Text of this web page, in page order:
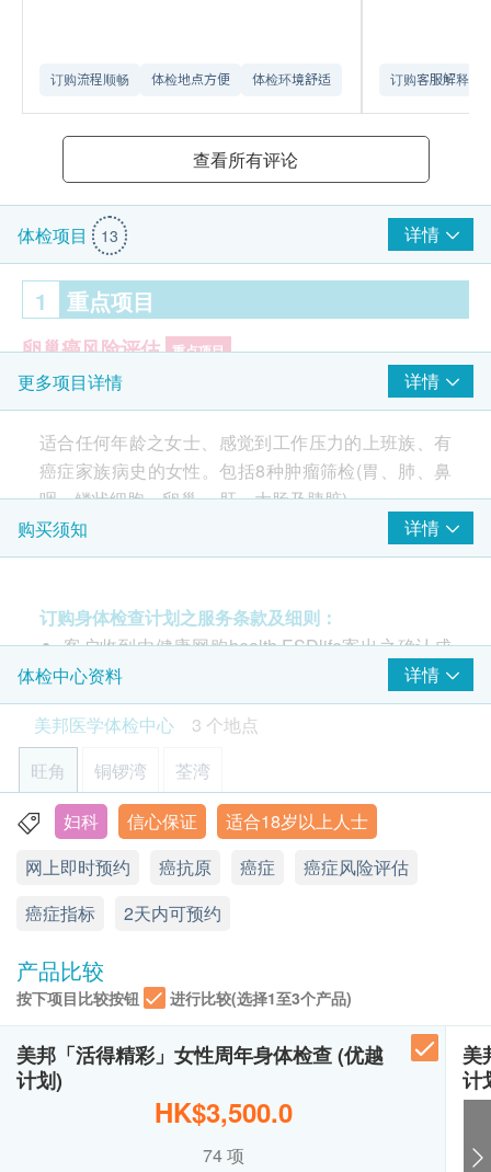
订购流程顺畅 体检地点方便 体检环境舒适​ 订购客服解释详
查看所有评论
体检项目 13 详情
1 重点项目
卵巢癌风险评估 重点项目
人附睾分泌蛋白
2 基本项目
癌症指标
大肠癌风险评估
癌胚抗原
肺癌风险评估
神经元特异性烯醇化酶
细胞角蛋白19片段
鼻咽癌风险评估
病毒抗体检验 EBV
胰脏癌风险评估
肿瘤指标19.9 (胰脏)
鳞状细胞肿瘤筛检(鼻咽 / 口腔 / 肺 / 食道 / 子宫
颈)
鳞状细胞癌抗原
胃癌癌前病变/萎缩性胃炎标誌物
更多项目详情 详情
适合任何年龄之女士、感觉到工作压力的上班族、有
癌症家族病史的女性。包括8种肿瘤筛检(胃、肺、鼻
咽、鳞状细胞、卵巢、 肝、大肠及胰脏) 。
包括8种肿瘤筛检(胃、肺、鼻咽、鳞状细胞、卵巢、
注意事项:
- 请详阅以下「条款及细则」了解更多服务需知及注
意事项
购买须知 详情
订购身体检查计划之服务条款及细则：
客户收到由健康网购health.ESDlife寄出之确认成
功付款电邮后，美邦医学体检中心将于随后1-2个
工作天的办公时间内，致电客户预约身体检查的时
间及地点。客户亦可致电查询或在订单确认后1个
工作天致电该中心预约 (电话：2369 0680)。
购买计划后可安排由健康网购health.ESDlife发出
的正式收据，并于7-14个工作天后寄出。客户可于
购买时提出收据要求，或经以下方法联络客户服务
员: 电邮 (support@esdlife.com) 或电话 (3151
2288)。
健康检查计划只适用于10岁或以上之人士
未成年客人体检指引 (10岁至18歳以下人士)
A. 10歳至未满16岁者：
(1) 有家长或监护人陪同者
在中心即场签署同意书，并出示身份证明文件，经
核实无误后可提供服务。
(2) 没有家长或监护人陪同者
预先取同意书并由家长或监护人签署妥当，客人可
由其他成年人陪同到中心，出示已签署的同意书及
体检中心资料
详情
美邦医学体检中心
3 个地点
旺角
铜锣湾 荃湾
旺角亚皆老街8号朗豪坊办公室大楼11楼
显示地图
星期一至六︰9:00a.m. – 1:00p.m.; 2:00p.m. – 6:00p.m.
热线电话：(852) 2369 0680
妇科 信心保证
适合18岁以上人士
网上即时预约
癌抗原 癌症
癌症风险评估
癌症指标
2天内可预约
产品比较
按下项目比较按钮 进行比较(选择1至3个产品)
美邦「活得精彩」女性周年身体检查 (优越
计划)
HK$3,500.0
74 项
美
计